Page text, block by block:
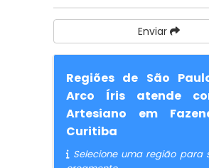
Enviar
Regiões de São
Arco Íris atende
Artesiano em
Curitiba
Selecione uma região para